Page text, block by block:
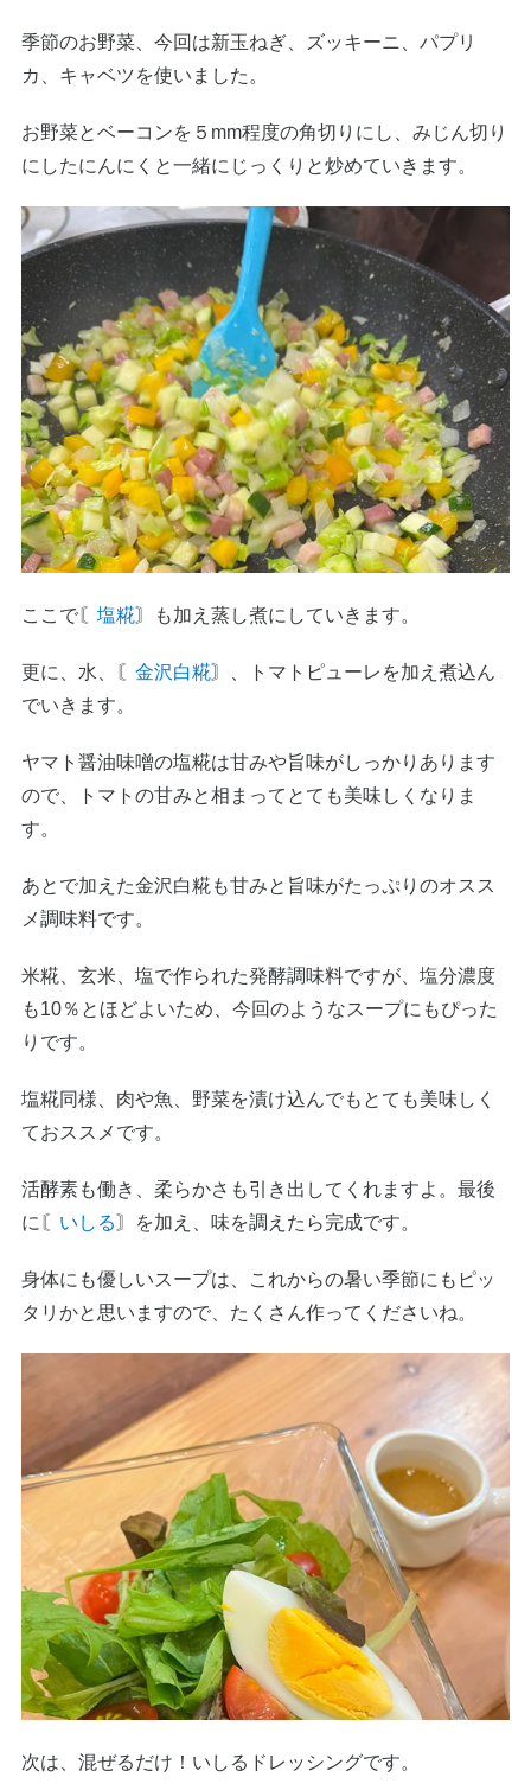
季節のお野菜、今回は新玉ねぎ、ズッキーニ、パプリ
カ、キャベツを使いました。
お野菜とベーコンを５mm程度の角切りにし、みじん切り
にしたにんにくと一緒にじっくりと炒めていきます。
ここで〘 塩糀〙も加え蒸し煮にしていきます。
更に、水、〘 金沢白糀〙、トマトピューレを加え煮込ん
でいきます。
ヤマト醤油味噌の塩糀は甘みや旨味がしっかりあります
ので、トマトの甘みと相まってとても美味しくなりま
す。
あとで加えた金沢白糀も甘みと旨味がたっぷりのオスス
メ調味料です。
米糀、玄米、塩で作られた発酵調味料ですが、塩分濃度
も10％とほどよいため、今回のようなスープにもぴった
りです。
塩糀同様、肉や魚、野菜を漬け込んでもとても美味しく
ておススメです。
活酵素も働き、柔らかさも引き出してくれますよ。最後
に〘 いしる〙を加え、味を調えたら完成です。
身体にも優しいスープは、これからの暑い季節にもピッ
タリかと思いますので、たくさん作ってくださいね。
次は、混ぜるだけ！いしるドレッシングです。